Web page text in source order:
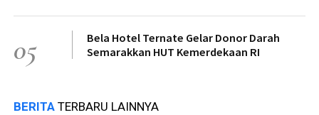
05
Bela Hotel Ternate Gelar Donor Darah
Semarakkan HUT Kemerdekaan RI
BERITA TERBARU LAINNYA